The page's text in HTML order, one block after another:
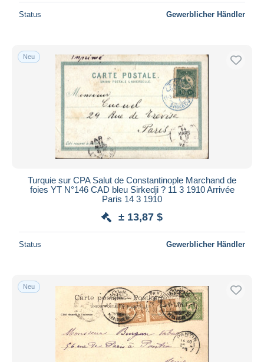
Wohnsitz des Verkäufers
Übernehmen
Status Gewerblicher Händler
Neu
Turquie sur CPA Salut de Constantinople Marchand de
foies YT N°146 CAD bleu Sirkedji ? 11 3 1910 Arrivée
Paris 14 3 1910
± 13,87 $
Status Gewerblicher Händler
Neu